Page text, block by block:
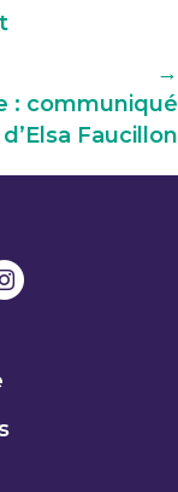
→
: communiqué
d’Elsa Faucillon